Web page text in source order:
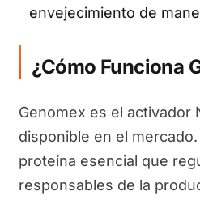
envejecimiento de
¿Cómo Funciona
Genomex es el activador
disponible en el
proteína esencial que
responsables de la